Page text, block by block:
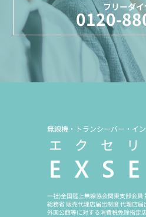
フリーダ
0120-
無線機・トランシーバー・イ
一社)全国陸上無線協会関東支部会員
総務省 販売代理店届出制度 代理店
外国公館等に対する消費税免除指定